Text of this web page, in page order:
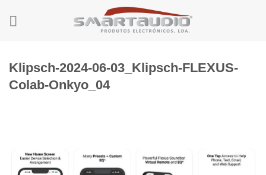
Klipsch-2024-06-03_Klipsch-FLEXUS-
Colab-Onkyo_04